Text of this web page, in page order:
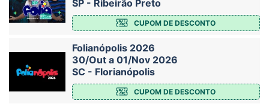
SP - Ribeirão Preto
CUPOM DE DESCONTO
Folianópolis 2026
30/Out a 01/Nov 2026
SC - Florianópolis
CUPOM DE DESCONTO